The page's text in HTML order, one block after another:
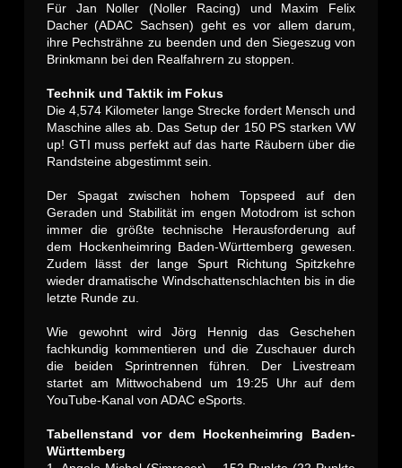
Für Jan Noller (Noller Racing) und Maxim Felix
Dacher (ADAC Sachsen) geht es vor allem darum,
ihre Pechsträhne zu beenden und den Siegeszug von
Brinkmann bei den Realfahrern zu stoppen.
Technik und Taktik im Fokus
Die 4,574 Kilometer lange Strecke fordert Mensch und
Maschine alles ab. Das Setup der 150 PS starken VW
up! GTI muss perfekt auf das harte Räubern über die
Randsteine abgestimmt sein.
Der Spagat zwischen hohem Topspeed auf den
Geraden und Stabilität im engen Motodrom ist schon
immer die größte technische Herausforderung auf
dem Hockenheimring Baden-Württemberg gewesen.
Zudem lässt der lange Spurt Richtung Spitzkehre
wieder dramatische Windschattenschlachten bis in die
letzte Runde zu.
Wie gewohnt wird Jörg Hennig das Geschehen
fachkundig kommentieren und die Zuschauer durch
die beiden Sprintrennen führen. Der Livestream
startet am Mittwochabend um 19:25 Uhr auf dem
YouTube-Kanal von ADAC eSports.
Tabellenstand vor dem Hockenheimring Baden-
Württemberg